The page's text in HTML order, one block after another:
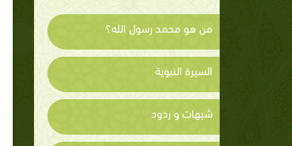
من هو محمد رسول الله؟
السيرة النبوية
شبهات و ردود